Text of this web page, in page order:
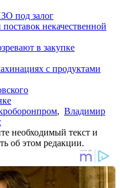
под залог
некачественной
в закупке
с продуктами
, Владимир
необходимый текст и
об этом редакции.